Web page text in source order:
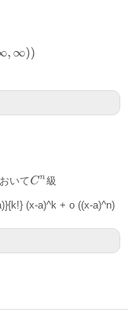
))
おいて 級
て Cn級
(x-a)^k + o ((x-a)^n)